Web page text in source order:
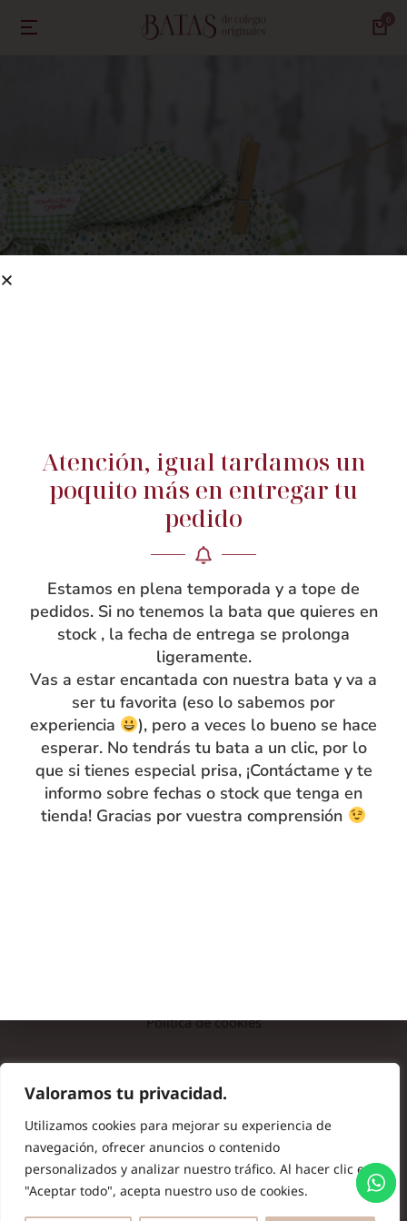
Valoramos tu privacidad.
Utilizamos cookies para mejorar su experiencia de
navegación, ofrecer anuncios o contenido
personalizados y analizar nuestro tráfico. Al hacer clic en
"Aceptar todo", acepta nuestro uso de cookies.
NOSOTRAS
Rebeca García
Taller
Contacto
Política de cookies
© Copyright 2024 Batas de Colegio Originales. Todos los
derechos reservados.
Atención, igual tardamos un
poquito más en entregar tu
pedido
Estamos en plena temporada y a tope de
pedidos. Si no tenemos la bata que quieres en
stock , la fecha de entrega se prolonga
ligeramente.
Vas a estar encantada con nuestra bata y va a
ser tu favorita (eso lo sabemos por
experiencia
), pero a veces lo bueno se hace
esperar. No tendrás tu bata a un clic, por lo
que si tienes especial prisa, ¡Contáctame y te
informo sobre fechas o stock que tenga en
tienda! Gracias por vuestra comprensión